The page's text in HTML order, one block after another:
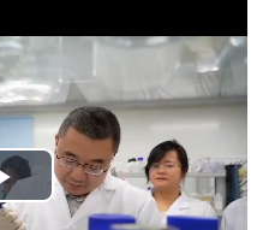
Play